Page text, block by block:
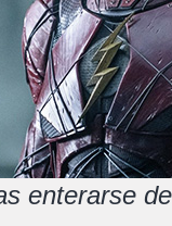
enterarse